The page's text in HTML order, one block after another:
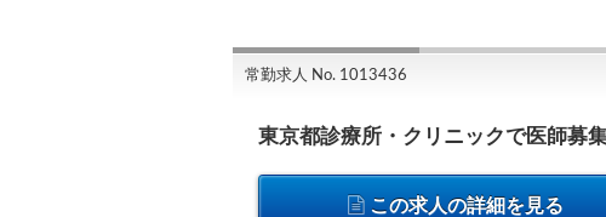
常勤求人 No. 1013436
東京都診療所・クリニックで医師募
この求人の詳細を見る